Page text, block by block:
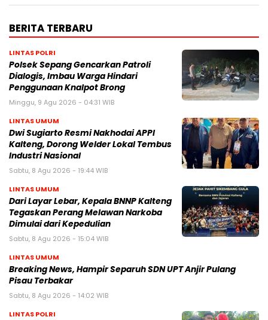
BERITA TERBARU
LINTAS POLRI
Polsek Sepang Gencarkan Patroli
Dialogis, Imbau Warga Hindari
Penggunaan Knalpot Brong
Minggu, 9 Agu 2026 - 04:31 WIB
LINTAS UMUM
Dwi Sugiarto Resmi Nakhodai APPI
Kalteng, Dorong Welder Lokal Tembus
Industri Nasional
Sabtu, 8 Agu 2026 - 19:44 WIB
LINTAS UMUM
Dari Layar Lebar, Kepala BNNP Kalteng
Tegaskan Perang Melawan Narkoba
Dimulai dari Kepedulian
Sabtu, 8 Agu 2026 - 15:04 WIB
LINTAS UMUM
Breaking News, Hampir Separuh SDN UPT Anjir Pulang
Pisau Terbakar
Sabtu, 8 Agu 2026 - 14:02 WIB
LINTAS POLRI